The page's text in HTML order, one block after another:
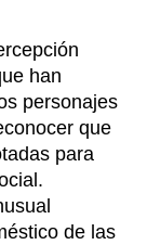
han
personajes
que
para
de las